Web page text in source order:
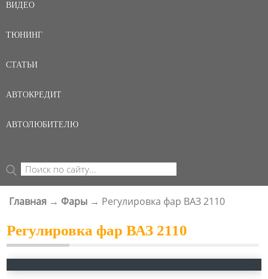
ВИДЕО
ТЮНИНГ
СТАТЬИ
АВТОКРЕДИТ
АВТОЛЮБИТЕЛЮ
ФОРМА ПОИСКА
Поиск
Главная → Фары → Регулировка фар ВАЗ 2110
Регулировка фар ВАЗ 2110